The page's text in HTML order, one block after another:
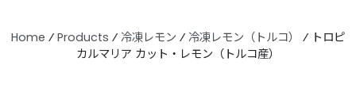
Home ⁄ Products ⁄ 冷凍レモン ⁄ 冷凍レモン（トルコ） ⁄ トロピ
カルマリア カット・レモン（トルコ産）